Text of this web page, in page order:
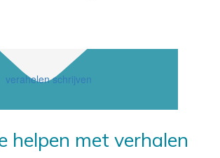
helpen met verhalen